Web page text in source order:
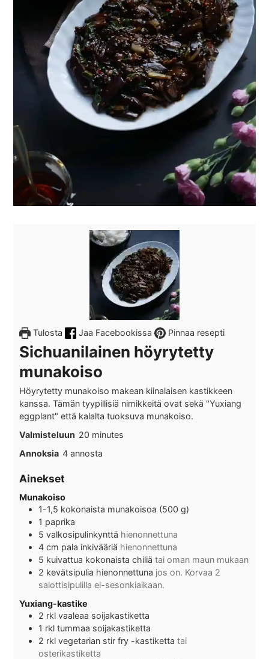
Tulosta Jaa Facebookissa Pinnaa resepti
Sichuanilainen höyrytetty
munakoiso
Höyrytetty munakoiso makean kiinalaisen kastikkeen
kanssa. Tämän tyypillisiä nimikkeitä ovat sekä "Yuxiang
eggplant" että kalalta tuoksuva munakoiso.
Valmisteluun 20 minutes
minutes
Annoksia 4 annosta
Ainekset
Munakoiso
1-1,5 kokonaista munakoisoa (500 g)
1 paprika
5 valkosipulinkynttä hienonnettuna
4 cm pala inkivääriä hienonnettuna
5 kuivattua kokonaista chiliä tai oman maun mukaan
2 kevätsipulia hienonnettuna jos on. Korvaa 2
salottisipulilla ei-sesonkiaikaan.
Yuxiang-kastike
2 rkl vaaleaa soijakastiketta
1 rkl tummaa soijakastiketta
2 rkl vegetarian stir fry -kastiketta tai
osterikastiketta